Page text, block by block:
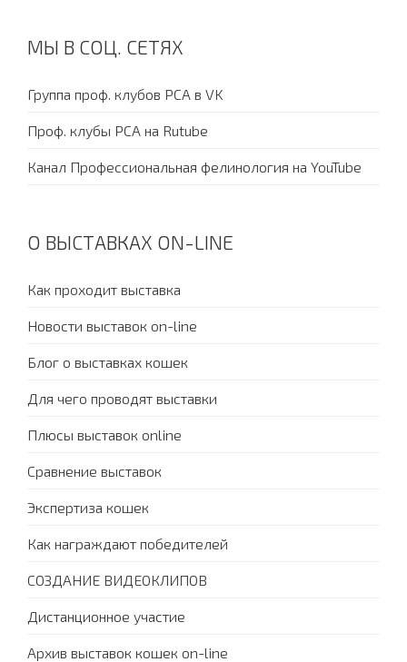
МЫ В СОЦ. СЕТЯХ
Группа проф. клубов PCA в VK
Проф. клубы PCA на Rutube
Канал Профессиональная фелинология на YouTube
О ВЫСТАВКАХ ON-LINE
Как проходит выставка
Новости выставок on-line
Блог о выставках кошек
Для чего проводят выставки
Плюсы выставок online
Сравнение выставок
Экспертиза кошек
Как награждают победителей
СОЗДАНИЕ ВИДЕОКЛИПОВ
Дистанционное участие
Архив выставок кошек on-line